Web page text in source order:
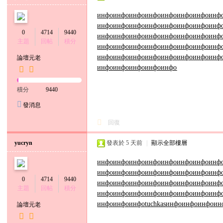
0
主題
4714
回帖
9440
積分
論壇元老
積分 9440
發消息
инфоинфоинфоинфоинфоинфоинфо
инфоинфоинфоинфоинфоинфоинфо
инфоинфоинфоинфоинфоинфоинфо
инфоинфоинфоинфоинфоинфоинфо
инфоинфоинфоинфоинфоинфоинфо
инфоинфоинфоинфоинфо
回復
yucryn
0
主題
4714
回帖
9440
積分
論壇元老
發表於5 天前 顯示全部樓層
инфоинфоинфоинфоинфоинфоинфо
инфоинфоинфоинфоинфоинфоинфо
инфоинфоинфоинфоинфоинфоинфо
инфоинфоинфоинфоинфоинфоинфо
инфоинфоинфоtuchkasинфоинфоинфо